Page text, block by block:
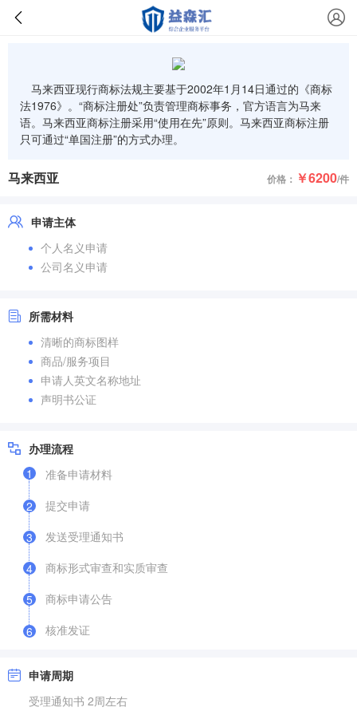
马来西亚现行商标法规主要基于2002年1月14日通过的《商标
法1976》。“商标注册处”负责管理商标事务，官方语言为马来
语。马来西亚商标注册采用“使用在先”原则。马来西亚商标注册
只可通过“单国注册”的方式办理。
马来西亚 价格： ￥6200/件
申请主体
个人名义申请
公司名义申请
所需材料
清晰的商标图样
商品/服务项目
申请人英文名称地址
声明书公证
办理流程
1
准备申请材料
2
提交申请
3
发送受理通知书
4
商标形式审查和实质审查
5
商标申请公告
6 核准发证
申请周期
受理通知书 2周左右